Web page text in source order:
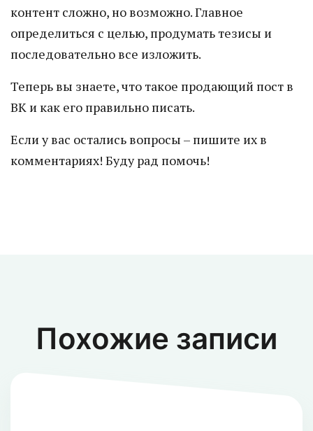
контент сложно, но возможно. Главное
определиться с целью, продумать тезисы и
последовательно все изложить.
Теперь вы знаете, что такое продающий пост в
ВК и как его правильно писать.
Если у вас остались вопросы – пишите их в
комментариях! Буду рад помочь!
Похожие записи